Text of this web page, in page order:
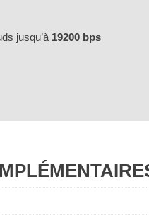
jusqu’à 19200 bps